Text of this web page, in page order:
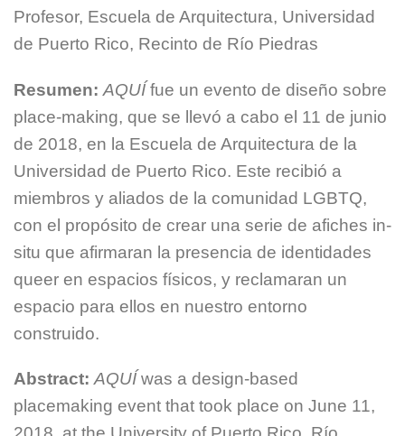
Profesor, Escuela de Arquitectura, Universidad
de Puerto Rico, Recinto de Río Piedras
Resumen: AQUÍfue un evento de diseño sobre
place-making, que se llevó a cabo el 11 de junio
de 2018, en la Escuela de Arquitectura de la
Universidad de Puerto Rico. Este recibió a
miembros y aliados de la comunidad LGBTQ,
con el propósito de crear una serie de afiches in-
situ que afirmaran la presencia de identidades
queer en espacios físicos, y reclamaran un
espacio para ellos en nuestro entorno
construido.
Abstract: AQUÍ was a design-based
placemaking event that took place on June 11,